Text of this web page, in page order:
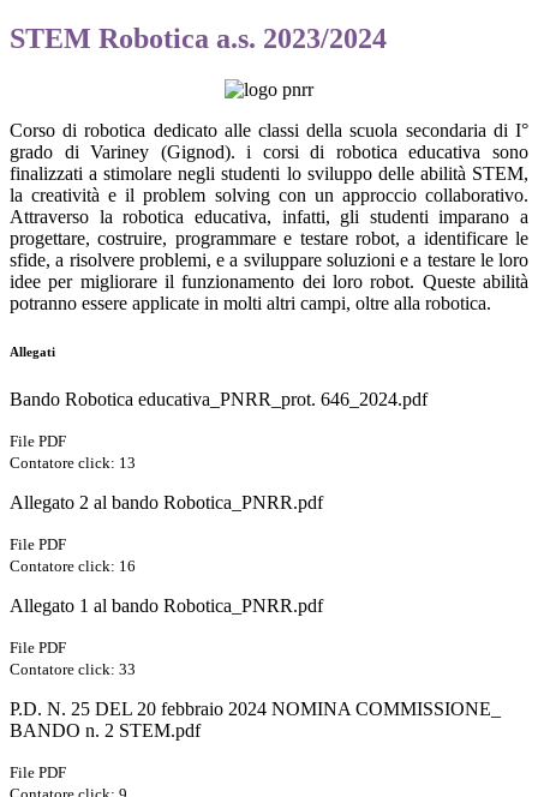
STEM Robotica a.s. 2023/2024
Corso di robotica dedicato alle classi della scuola secondaria di I°
grado di Variney (Gignod). i corsi di robotica educativa sono
finalizzati a stimolare negli studenti lo sviluppo delle abilità STEM,
la creatività e il problem solving con un approccio collaborativo.
Attraverso la robotica educativa, infatti, gli studenti imparano a
progettare, costruire, programmare e testare robot, a identificare le
sfide, a risolvere problemi, e a sviluppare soluzioni e a testare le loro
idee per migliorare il funzionamento dei loro robot. Queste abilità
potranno essere applicate in molti altri campi, oltre alla robotica.
Allegati
Bando Robotica educativa_PNRR_prot. 646_2024.pdf
File PDF
Contatore click: 13
Allegato 2 al bando Robotica_PNRR.pdf
File PDF
Contatore click: 16
Allegato 1 al bando Robotica_PNRR.pdf
File PDF
Contatore click: 33
P.D. N. 25 DEL 20 febbraio 2024 NOMINA COMMISSIONE_
BANDO n. 2 STEM.pdf
File PDF